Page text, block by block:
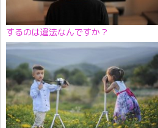
するのは違法なんですか？